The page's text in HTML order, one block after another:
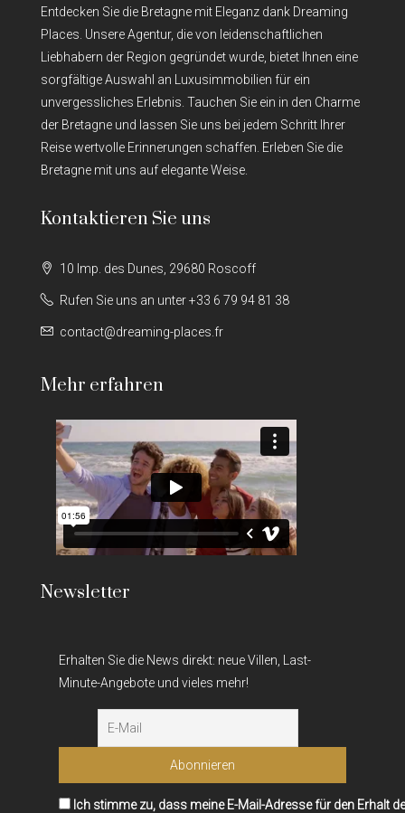
Entdecken Sie die Bretagne mit Eleganz dank Dreaming
Places. Unsere Agentur, die von leidenschaftlichen
Liebhabern der Region gegründet wurde, bietet Ihnen eine
sorgfältige Auswahl an Luxusimmobilien für ein
unvergessliches Erlebnis. Tauchen Sie ein in den Charme
der Bretagne und lassen Sie uns bei jedem Schritt Ihrer
Reise wertvolle Erinnerungen schaffen. Erleben Sie die
Bretagne mit uns auf elegante Weise.
Kontaktieren Sie uns
10 Imp. des Dunes, 29680 Roscoff
Rufen Sie uns an unter +33 6 79 94 81 38
contact@dreaming-places.fr
Mehr erfahren
Newsletter
Erhalten Sie die News direkt: neue Villen, Last-
Minute-Angebote und vieles mehr!
Ich stimme zu, dass meine E-Mail-Adresse für den Erhalt